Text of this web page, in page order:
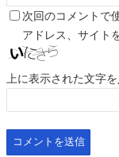
次回のコメントで
アドレス、サイト
上に表示された文字